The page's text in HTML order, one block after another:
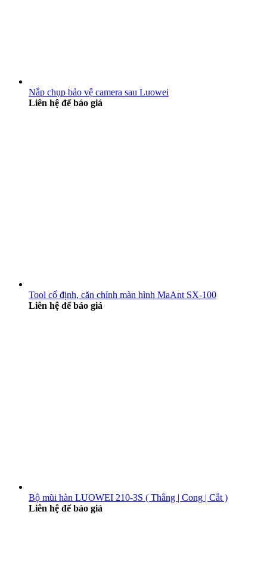
Nắp chụp bảo vệ camera sau Luowei
Liên hệ để báo giá
Tool cố định, căn chỉnh màn hình MaAnt SX-100
Liên hệ để báo giá
Bộ mũi hàn LUOWEI 210-3S ( Thẳng | Cong | Cắt )
Liên hệ để báo giá